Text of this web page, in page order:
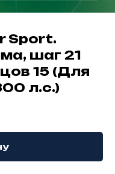
Sport.
шаг 21
15 (Для
л.с.)